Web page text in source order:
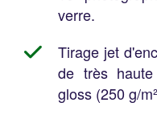
verre.
Tirage jet
de très
gloss (250 g/